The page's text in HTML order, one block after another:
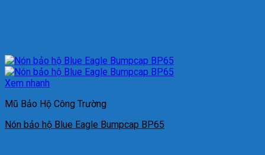
Xem nhanh
Mũ Bảo Hộ Công Trường
Nón bảo hộ Blue Eagle Bumpcap BP65